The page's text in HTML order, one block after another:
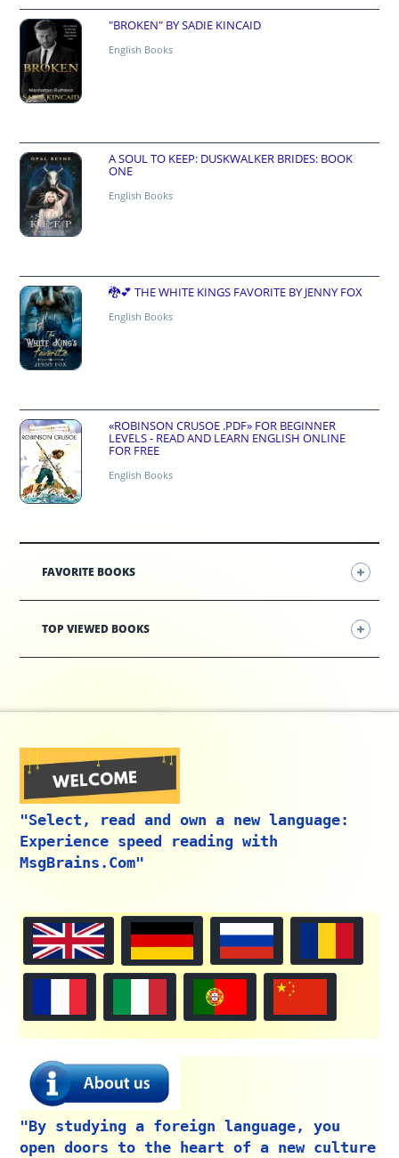
"BROKEN" BY SADIE KINCAID
English Books
A SOUL TO KEEP: DUSKWALKER BRIDES: BOOK
ONE
English Books
🐉💕 THE WHITE KINGS FAVORITE BY JENNY FOX
English Books
«ROBINSON CRUSOE .PDF» FOR BEGINNER
LEVELS - READ AND LEARN ENGLISH ONLINE
FOR FREE
English Books
FAVORITE BOOKS
TOP VIEWED BOOKS
"Select, read and own a new language:
Experience speed reading with
MsgBrains.Com"
"By studying a foreign language, you
open doors to the heart of a new culture